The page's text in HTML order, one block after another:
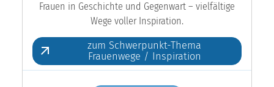
Frauen in Geschichte und Gegenwart – vielfältige
Wege voller Inspiration.
zum Schwerpunkt-Thema
Frauenwege / Inspiration